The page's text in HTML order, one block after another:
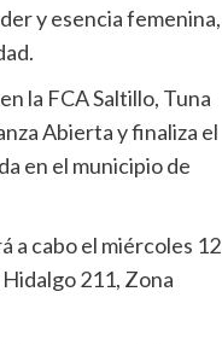
y esencia femenina,
la FCA Saltillo, Tuna
Abierta y finaliza el
en el municipio de
a cabo el miércoles 12
211, Zona